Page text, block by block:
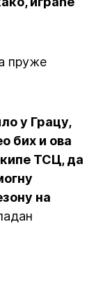
пруже
у Грацу,
бих и ова
ТСЦ, да
на